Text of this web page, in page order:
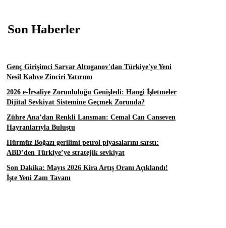
Son Haberler
Genç Girişimci Sarvar Altuganov'dan Türkiye'ye Yeni
Nesil Kahve Zinciri Yatırımı
2026 e-İrsaliye Zorunluluğu Genişledi: Hangi İşletmeler
Dijital Sevkiyat Sistemine Geçmek Zorunda?
Zühre Ana’dan Renkli Lansman: Cemal Can Canseven
Hayranlarıyla Buluştu
Hürmüz Boğazı gerilimi petrol piyasalarını sarstı:
ABD’den Türkiye’ye stratejik sevkiyat
Son Dakika: Mayıs 2026 Kira Artış Oranı Açıklandı!
İşte Yeni Zam Tavanı